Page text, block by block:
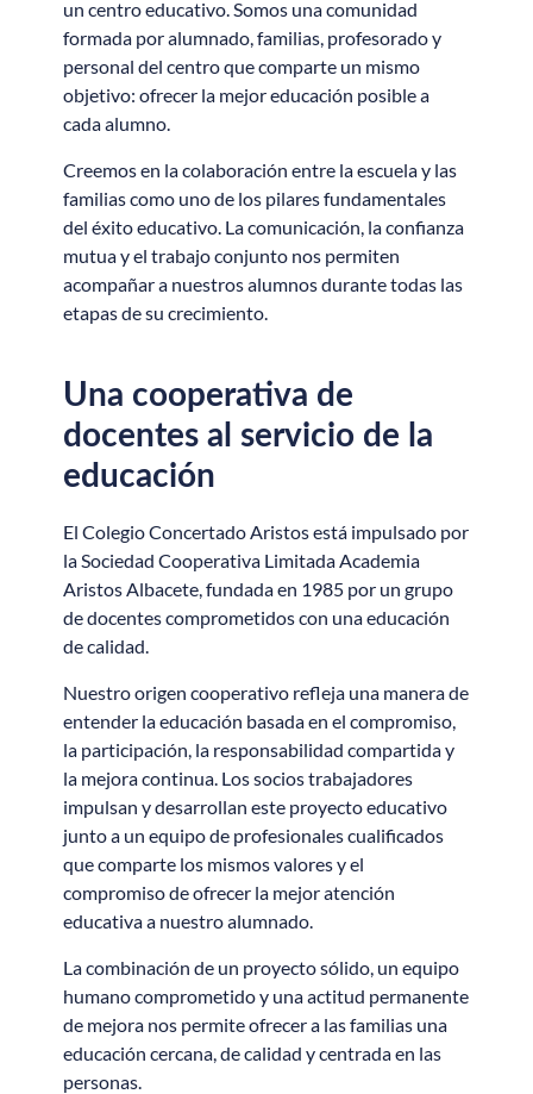
un centro educativo. Somos una comunidad
formada por alumnado, familias, profesorado y
personal del centro que comparte un mismo
objetivo: ofrecer la mejor educación posible a
cada alumno.
Creemos en la colaboración entre la escuela y las
familias como uno de los pilares fundamentales
del éxito educativo. La comunicación, la confianza
mutua y el trabajo conjunto nos permiten
acompañar a nuestros alumnos durante todas las
etapas de su crecimiento.
Una cooperativa de
docentes al servicio de la
educación
El Colegio Concertado Aristos está impulsado por
la Sociedad Cooperativa Limitada Academia
Aristos Albacete, fundada en 1985 por un grupo
de docentes comprometidos con una educación
de calidad.
Nuestro origen cooperativo refleja una manera de
entender la educación basada en el compromiso,
la participación, la responsabilidad compartida y
la mejora continua. Los socios trabajadores
impulsan y desarrollan este proyecto educativo
junto a un equipo de profesionales cualificados
que comparte los mismos valores y el
compromiso de ofrecer la mejor atención
educativa a nuestro alumnado.
La combinación de un proyecto sólido, un equipo
humano comprometido y una actitud permanente
de mejora nos permite ofrecer a las familias una
educación cercana, de calidad y centrada en las
personas.